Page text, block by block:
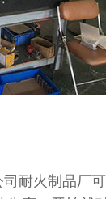
耐火制品厂